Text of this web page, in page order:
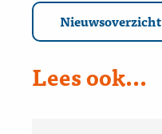
Nieuwsoverzicht
Lees ook...